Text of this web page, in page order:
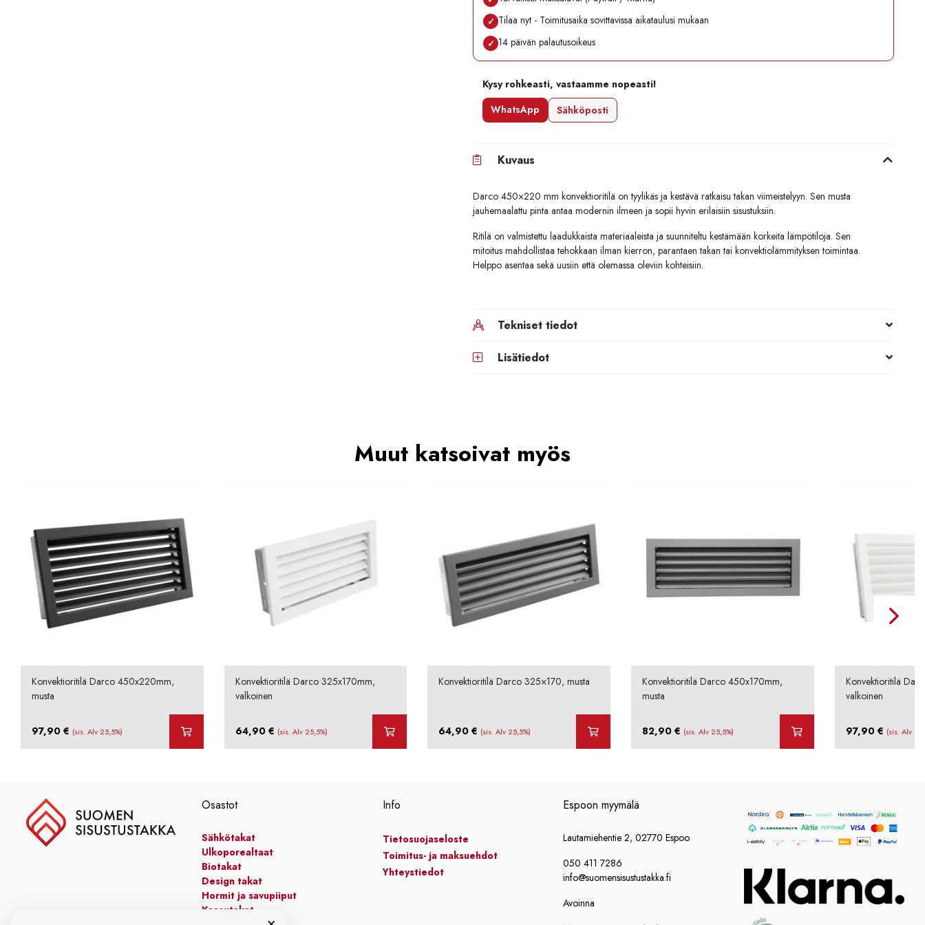
✓ Tilaa nyt - Toimitusaika sovittavissa aikataulusi mukaan
✓ 14 päivän palautusoikeus
Kysy rohkeasti, vastaamme nopeasti!
WhatsApp
Sähköposti
Kuvaus
Darco 450×220 mm konvektioritilä on tyylikäs ja kestävä ratkaisu takan viimeistelyyn. Sen musta
jauhemaalattu pinta antaa modernin ilmeen ja sopii hyvin erilaisiin sisustuksiin.
Ritilä on valmistettu laadukkaista materiaaleista ja suunniteltu kestämään korkeita lämpötiloja. Sen
mitoitus mahdollistaa tehokkaan ilman kierron, parantaen takan tai konvektiolämmityksen toimintaa.
Helppo asentaa sekä uusiin että olemassa oleviin kohteisiin.
Tekniset tiedot
Lisätiedot
Muut katsoivat myös
Konvektioritilä Darco 450x220mm,
musta
97,90 € (sis. Alv 25,5%)
Konvektioritilä Darco 325x170mm,
valkoinen
64,90 € (sis. Alv 25,5%)
Konvektioritilä Darco 325×170, musta
64,90€ (sis. Alv 25,5%)
Konvektioritilä Darco 450x170mm,
musta
82,90 € (sis. Alv 25,5%)
Konvektioritilä
valkoinen
97,90 € (sis. Alv
Osastot
Sähkötakat
Ulkoporealtaat
Biotakat
Design takat
Hormit ja savupiiput
Kaasutakat
Info
Tietosuojaseloste
Toimitus- ja maksuehdot
Yhteystiedot
Espoon myymälä
Lautamiehentie 2, 02770 Espoo
050 411 7286
info@suomensisustustakka.fi
Avoinna